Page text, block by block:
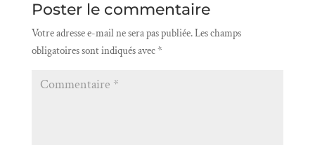
Poster le commentaire
Votre adresse e-mail ne sera pas publiée.Les champs
obligatoires sont indiqués avec*